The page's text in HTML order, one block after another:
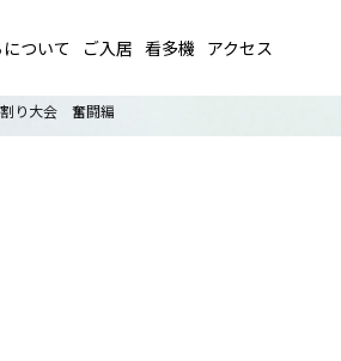
ついて ご入居 看多機 アクセス
割り大会 奮闘編